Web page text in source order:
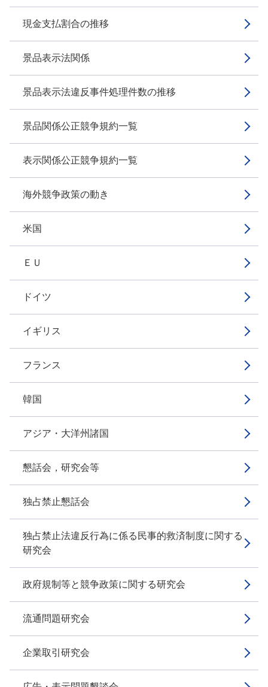
現金支払割合の推移
景品表示法関係
景品表示法違反事件処理件数の推移
景品関係公正競争規約一覧
表示関係公正競争規約一覧
海外競争政策の動き
米国
ＥＵ
ドイツ
イギリス
フランス
韓国
アジア・大洋州諸国
懇話会，研究会等
独占禁止懇話会
独占禁止法違反行為に係る民事的救済制度に関する
研究会
政府規制等と競争政策に関する研究会
流通問題研究会
企業取引研究会